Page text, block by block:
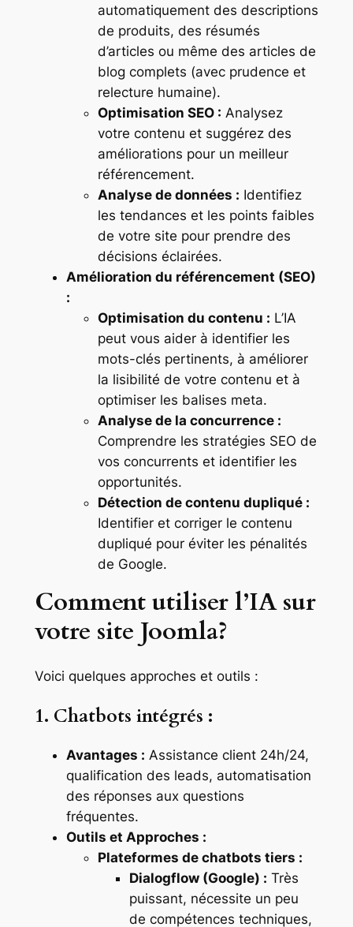
automatiquement des descriptions
de produits, des résumés
d’articles ou même des articles de
blog complets (avec prudence et
relecture humaine).
Optimisation SEO : Analysez
votre contenu et suggérez des
améliorations pour un meilleur
référencement.
Analyse de données : Identifiez
les tendances et les points faibles
de votre site pour prendre des
décisions éclairées.
Amélioration du référencement (SEO)
:
Optimisation du contenu : L’IA
peut vous aider à identifier les
mots-clés pertinents, à améliorer
la lisibilité de votre contenu et à
optimiser les balises meta.
Analyse de la concurrence :
Comprendre les stratégies SEO de
vos concurrents et identifier les
opportunités.
Détection de contenu dupliqué :
Identifier et corriger le contenu
dupliqué pour éviter les pénalités
de Google.
Comment utiliser l’IA sur
votre site Joomla?
Voici quelques approches et outils :
1. Chatbots intégrés :
Avantages : Assistance client 24h/24,
qualification des leads, automatisation
des réponses aux questions
fréquentes.
Outils et Approches :
Plateformes de chatbots tiers :
Dialogflow (Google) : Très
puissant, nécessite un peu
de compétences techniques,